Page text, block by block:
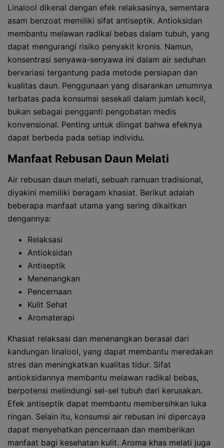
Linalool dikenal dengan efek relaksasinya, sementara
asam benzoat memiliki sifat antiseptik. Antioksidan
membantu melawan radikal bebas dalam tubuh, yang
dapat mengurangi risiko penyakit kronis. Namun,
konsentrasi senyawa-senyawa ini dalam air seduhan
bervariasi tergantung pada metode persiapan dan
kualitas daun. Penggunaan yang disarankan umumnya
terbatas pada konsumsi sesekali dalam jumlah kecil,
bukan sebagai pengganti pengobatan medis
konvensional. Penting untuk diingat bahwa efeknya
dapat berbeda pada setiap individu.
Manfaat Rebusan Daun Melati
Air rebusan daun melati, sebuah ramuan tradisional,
diyakini memiliki beragam khasiat. Berikut adalah
beberapa manfaat utama yang sering dikaitkan
dengannya:
Relaksasi
Antioksidan
Antiseptik
Menenangkan
Pencernaan
Kulit Sehat
Aromaterapi
Khasiat relaksasi dan menenangkan berasal dari
kandungan linalool, yang dapat membantu meredakan
stres dan meningkatkan kualitas tidur. Sifat
antioksidannya membantu melawan radikal bebas,
berpotensi melindungi sel-sel tubuh dari kerusakan.
Efek antiseptik dapat membantu membersihkan luka
ringan. Selain itu, konsumsi air rebusan ini dipercaya
dapat menyehatkan pencernaan dan memberikan
manfaat bagi kesehatan kulit. Aroma khas melati juga